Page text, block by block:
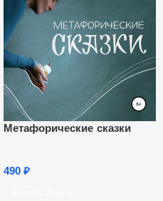
Метафорические сказки
490 ₽